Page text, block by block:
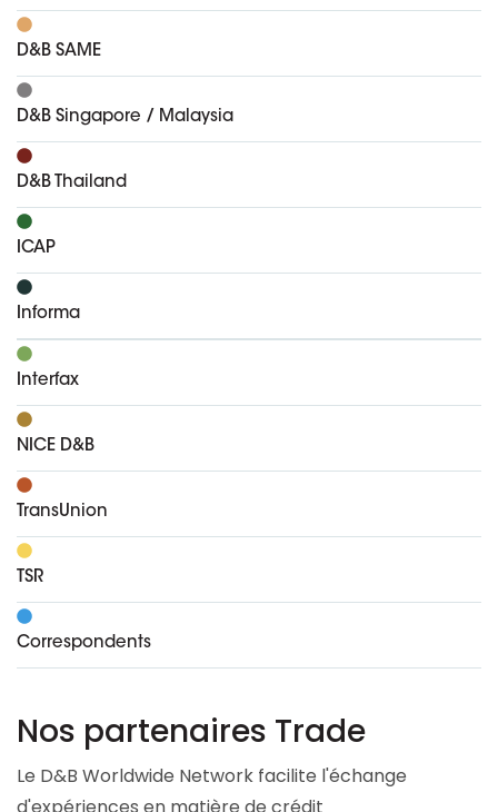
D&B SAME
D&B Singapore / Malaysia
D&B Thailand
ICAP
Informa
Interfax
NICE D&B
TransUnion
TSR
Correspondents
Nos partenaires Trade
Le D&B Worldwide Network facilite l'échange
d'expériences en matière de crédit